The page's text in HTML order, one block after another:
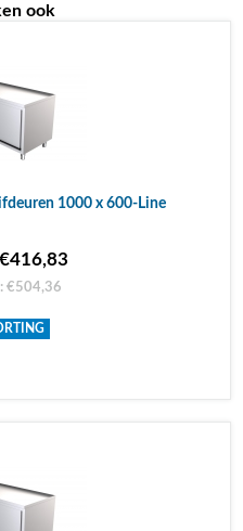
ook
1000 x 600-Line
€416,83
€504,36